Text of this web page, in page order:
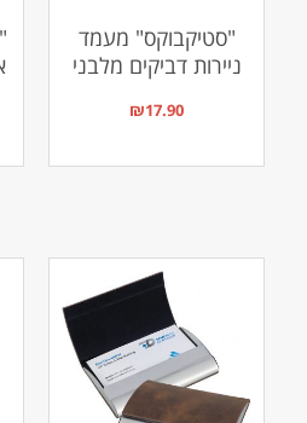
"סטיקבוקס" מעמד
ניירות דביקים מלבני
₪17.90